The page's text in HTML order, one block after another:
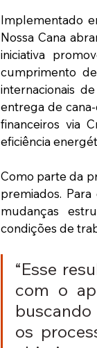
Implementado
Nossa Cana
iniciativa
cumprimento
internacionais
entrega de
financeiros via
eficiência
Como parte da
premiados.
mudanças
condições de
“Esse
com o
os